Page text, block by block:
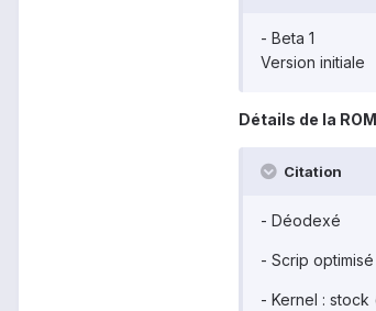
- Beta 1
Version initiale
Détails de la ROM
Citation
- Déodexé
- Scrip optimisé
- Kernel : stock